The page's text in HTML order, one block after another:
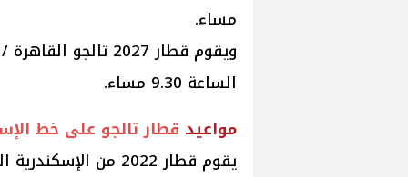
مساء.
الساعة 9.30 مساء.
مواعيد قطار تالجو على خط
يقوم قطار 2022 من الإسكندرية الساعة 7:00 مساء ويصل